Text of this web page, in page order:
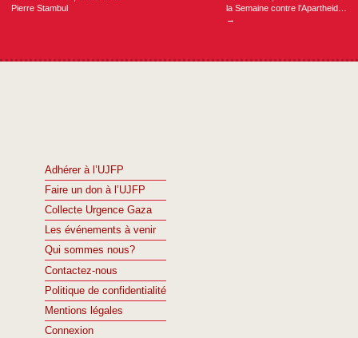
Pierre Stambul
la Semaine contre l’Apartheid…
→
Adhérer à l’UJFP
Faire un don à l’UJFP
Collecte Urgence Gaza
Les événements à venir
Qui sommes nous?
Contactez-nous
Politique de confidentialité
Mentions légales
Connexion